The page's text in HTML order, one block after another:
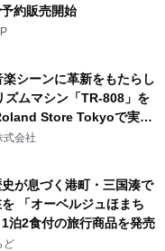
約販売開始
シーンに革新をもたらし
ズムマシン「TR-808」を
Store Tokyoで実機
記念キャンペーンを開
オ「NTS」の 特別プログ
を フィーチャーしたアニ
公開～
式会社
が息づく港町・三国湊で
を 「オーベルジュほまち
2食付の旅行商品を発売
ど